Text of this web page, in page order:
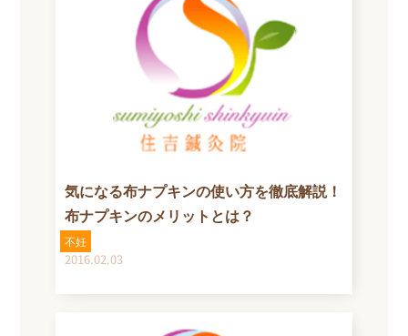
気になる布ナプキンの使い方を徹底解説！
布ナプキンのメリットとは？
不妊
2016.02.03